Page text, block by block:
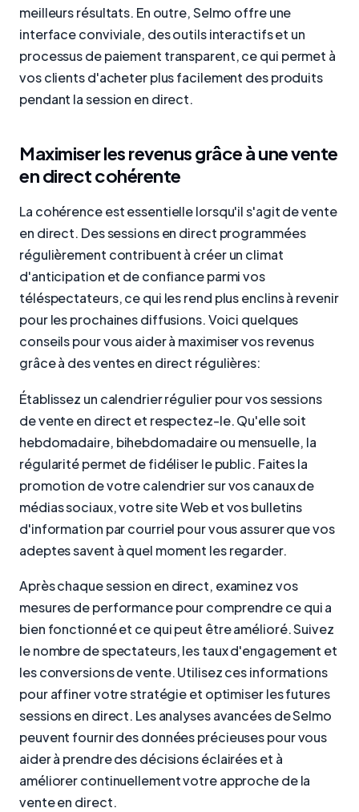
meilleurs résultats. En outre, Selmo offre une
interface conviviale, des outils interactifs et un
processus de paiement transparent, ce qui permet à
vos clients d'acheter plus facilement des produits
pendant la session en direct.
Maximiser les revenus grâce à une vente
en direct cohérente
La cohérence est essentielle lorsqu'il s'agit de vente
en direct. Des sessions en direct programmées
régulièrement contribuent à créer un climat
d'anticipation et de confiance parmi vos
téléspectateurs, ce qui les rend plus enclins à revenir
pour les prochaines diffusions. Voici quelques
conseils pour vous aider à maximiser vos revenus
grâce à des ventes en direct régulières:
Établissez un calendrier régulier pour vos sessions
de vente en direct et respectez-le. Qu'elle soit
hebdomadaire, bihebdomadaire ou mensuelle, la
régularité permet de fidéliser le public. Faites la
promotion de votre calendrier sur vos canaux de
médias sociaux, votre site Web et vos bulletins
d'information par courriel pour vous assurer que vos
adeptes savent à quel moment les regarder.
Après chaque session en direct, examinez vos
mesures de performance pour comprendre ce qui a
bien fonctionné et ce qui peut être amélioré. Suivez
le nombre de spectateurs, les taux d'engagement et
les conversions de vente. Utilisez ces informations
pour affiner votre stratégie et optimiser les futures
sessions en direct. Les analyses avancées de Selmo
peuvent fournir des données précieuses pour vous
aider à prendre des décisions éclairées et à
améliorer continuellement votre approche de la
vente en direct.